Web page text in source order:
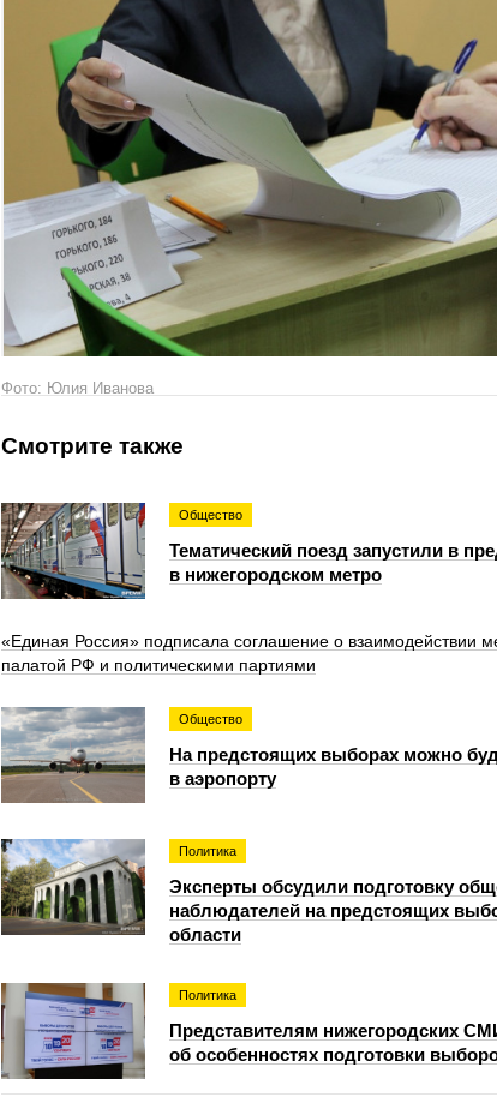
Фото: Юлия Иванова
Смотрите также
Общество
Тематический поезд запустили в
в нижегородском метро
«Единая Россия» подписала соглашение о взаимодействии
палатой РФ и политическими партиями
Общество
На предстоящих выборах можно
в аэропорту
Политика
Эксперты обсудили подготовку
наблюдателей на предстоящих
области
Политика
Представителям нижегородских
об особенностях подготовки